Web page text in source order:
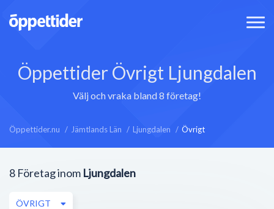
Öppettider Övrigt Ljungdalen
Välj och vraka bland 8 företag!
Öppettider.nu Jämtlands Län Ljungdalen Övrigt
8 Företag inom Ljungdalen
ÖVRIGT